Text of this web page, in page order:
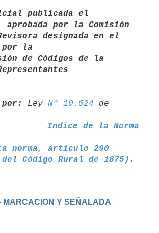
publicada el
aprobada por la Comisión
por la
por:
Ley Nº 10.024 de
Indice de la Norma
norma, artículo 290
Código Rural de 1875).
MARCACION Y SEÑALADA